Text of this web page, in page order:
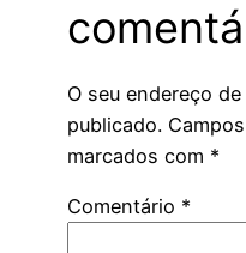
O seu endereço
publicado.
marcados com *
Comentário *